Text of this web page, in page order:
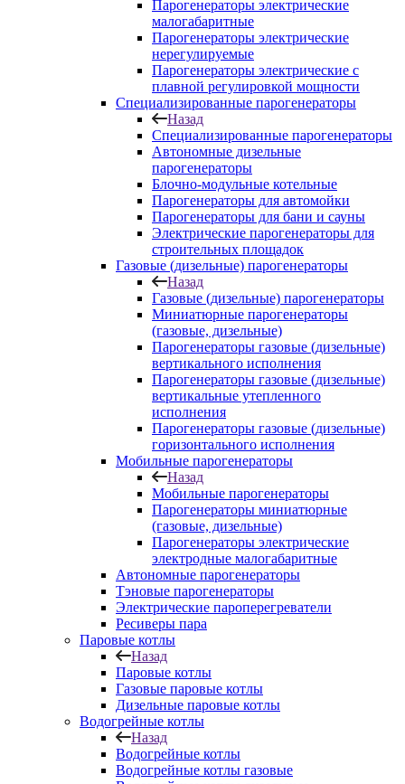
Парогенераторы электрические
малогабаритные
Парогенераторы электрические
нерегулируемые
Парогенераторы электрические с
плавной регулировкой мощности
Специализированные парогенераторы
Назад
Специализированные парогенераторы
Автономные дизельные
парогенераторы
Блочно-модульные котельные
Парогенераторы для автомойки
Парогенераторы для бани и сауны
Электрические парогенераторы для
строительных площадок
Газовые (дизельные) парогенераторы
Назад
Газовые (дизельные) парогенераторы
Миниатюрные парогенераторы
(газовые, дизельные)
Парогенераторы газовые (дизельные)
вертикального исполнения
Парогенераторы газовые (дизельные)
вертикальные утепленного
исполнения
Парогенераторы газовые (дизельные)
горизонтального исполнения
Мобильные парогенераторы
Назад
Мобильные парогенераторы
Парогенераторы миниатюрные
(газовые, дизельные)
Парогенераторы электрические
электродные малогабаритные
Автономные парогенераторы
Тэновые парогенераторы
Электрические пароперегреватели
Ресиверы пара
Паровые котлы
Назад
Паровые котлы
Газовые паровые котлы
Дизельные паровые котлы
Водогрейные котлы
Назад
Водогрейные котлы
Водогрейные котлы газовые